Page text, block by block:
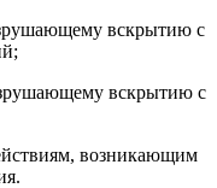
вскрытию с
вскрытию с
возникающим